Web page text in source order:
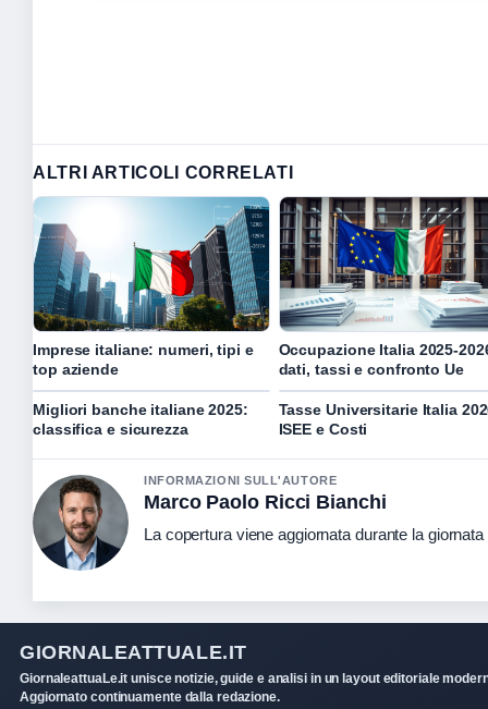
ALTRI ARTICOLI CORRELATI
Imprese italiane: numeri, tipi e
top aziende
Occupazione Italia 2025-
dati, tassi e confronto Ue
Migliori banche italiane 2025:
classifica e sicurezza
Tasse Universitarie Italia
ISEE e Costi
INFORMAZIONI SULL'AUTORE
Marco Paolo Ricci Bianchi
La copertura viene aggiornata durante la
GIORNALEATTUALE.IT
GiornaleattuaLe.it unisce notizie, guide e analisi in un layout editoriale
Aggiornato continuamente dalla redazione.